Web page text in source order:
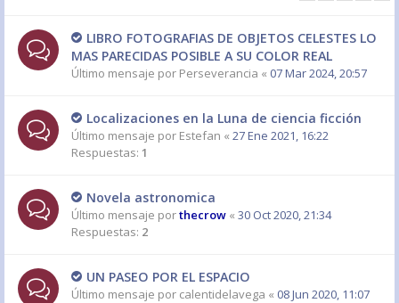
LIBRO FOTOGRAFIAS DE OBJETOS CELESTES LO
MAS PARECIDAS POSIBLE A SU COLOR REAL
Último mensaje por Perseverancia « 07 Mar 2024, 20:57
Localizaciones en la Luna de ciencia ficción
Último mensaje por Estefan « 27 Ene 2021, 16:22
Respuestas: 1
Novela astronomica
Último mensaje porthecrow « 30 Oct 2020, 21:34
Respuestas: 2
UN PASEO POR EL ESPACIO
Último mensaje por calentidelavega « 08 Jun 2020, 11:07